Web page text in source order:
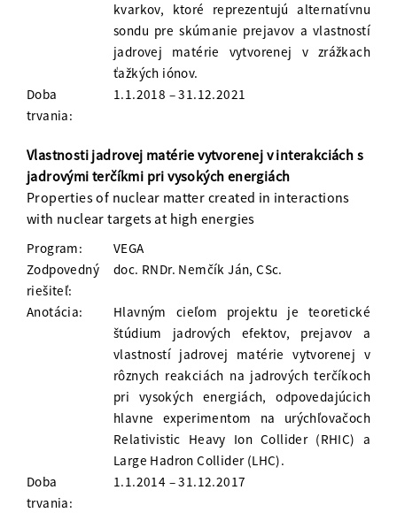
kvarkov, ktoré reprezentujú alternatívnu
sondu pre skúmanie prejavov a vlastností
jadrovej matérie vytvorenej v zrážkach
ťažkých iónov.
Doba
trvania:
1.1.2018 – 31.12.2021
Vlastnosti jadrovej matérie vytvorenej v interakciách s
jadrovými terčíkmi pri vysokých energiách
Properties of nuclear matter created in interactions
with nuclear targets at high energies
Program:
VEGA
Zodpovedný
riešiteľ:
doc. RNDr. Nemčík Ján, CSc.
Anotácia:
Hlavným cieľom projektu je teoretické
štúdium jadrových efektov, prejavov a
vlastností jadrovej matérie vytvorenej v
rôznych reakciách na jadrových terčíkoch
pri vysokých energiách, odpovedajúcich
hlavne experimentom na urýchľovačoch
Relativistic Heavy Ion Collider (RHIC) a
Large Hadron Collider (LHC).
Doba
trvania:
1.1.2014 – 31.12.2017